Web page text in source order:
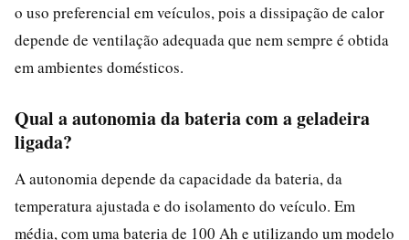
o uso preferencial em veículos, pois a dissipação de calor
depende de ventilação adequada que nem sempre é obtida
em ambientes domésticos.
Qual a autonomia da bateria com a geladeira
ligada?
A autonomia depende da capacidade da bateria, da
temperatura ajustada e do isolamento do veículo. Em
média, com uma bateria de 100 Ah e utilizando um modelo